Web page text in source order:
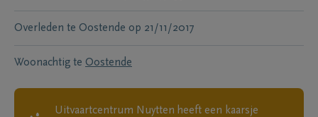
Overleden te Oostende op 21/11/2017
Woonachtig te Oostende
Uitvaartcentrum Nuytten heeft een kaarsje